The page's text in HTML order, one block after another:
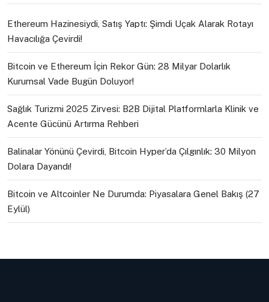
Ethereum Hazinesiydi, Satış Yaptı: Şimdi Uçak Alarak Rotayı
Havacılığa Çevirdi!
Bitcoin ve Ethereum İçin Rekor Gün: 28 Milyar Dolarlık
Kurumsal Vade Bugün Doluyor!
Sağlık Turizmi 2025 Zirvesi: B2B Dijital Platformlarla Klinik ve
Acente Gücünü Artırma Rehberi
Balinalar Yönünü Çevirdi, Bitcoin Hyper’da Çılgınlık: 30 Milyon
Dolara Dayandı!
Bitcoin ve Altcoinler Ne Durumda: Piyasalara Genel Bakış (27
Eylül)